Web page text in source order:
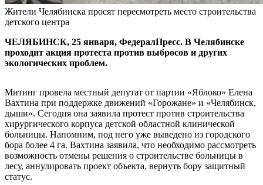
Жители Челябинска просят пересмотреть место строительства
детского центра
ЧЕЛЯБИНСК, 25 января, ФедералПресс. В Челябинске
проходит акция протеста против выбросов и других
экологических проблем.
Митинг провела местный депутат от партии «Яблоко» Елена
Вахтина при поддержке движений «Горожане» и «Челябинск,
дыши». Сегодня она заявила протест против строительства
хирургического корпуса детской областной клинической
больницы. Напомним, под него уже выведено из городского
бора более 4 га. Вахтина заявила, что необходимо рассмотреть
возможность отмены решения о строительстве больницы в
лесу, аннулировать проект объекта, вернуть бору защитный
статус.